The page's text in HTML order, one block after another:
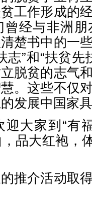
工作形成的
曾经与非洲
楚书中的一
志”和“扶贫
脱贫的志气
。这些不仅
发展中国家
家到“有福
品大红袍，
介活动取得